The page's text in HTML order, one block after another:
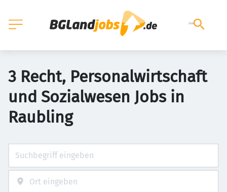
3 Recht, Personalwirtschaft
und Sozialwesen Jobs in
Raubling